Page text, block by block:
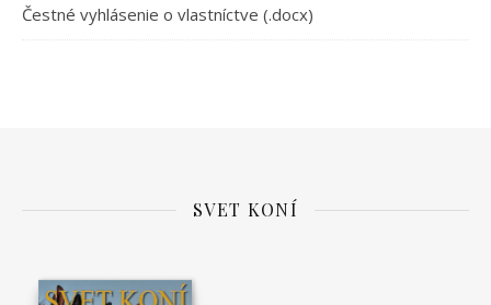
Čestné vyhlásenie o vlastníctve (.docx)
SVET KONÍ